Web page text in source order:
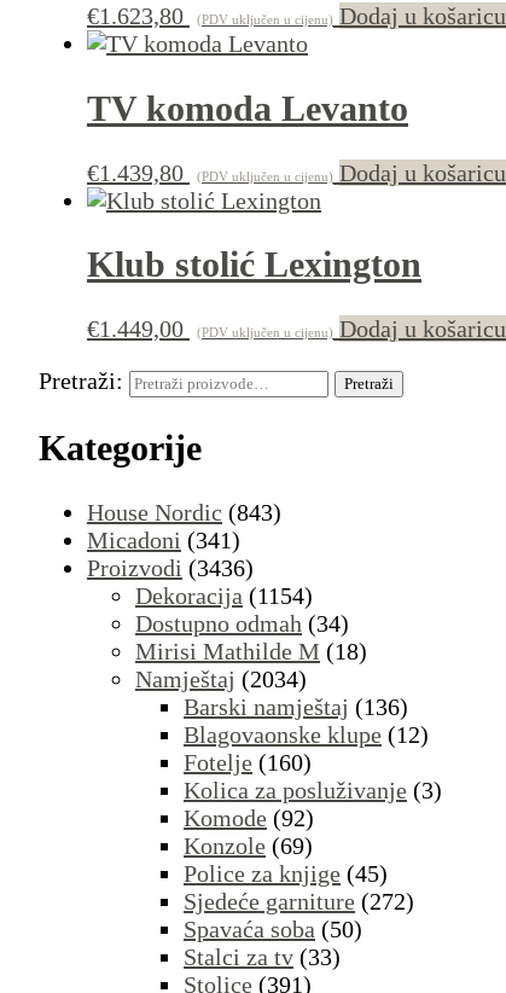
€1.623,80 (PDV uključen u cijenu) Dodaj u košaricu
TV komoda Levanto
€1.439,80 (PDV uključen u cijenu) Dodaj u košaricu
Klub stolić Lexington
€1.449,00 (PDV uključen u cijenu) Dodaj u košaricu
Pretraži:
Pretraži
Kategorije
House Nordic (843)
Micadoni (341)
Proizvodi (3436)
Dekoracija (1154)
Dostupno odmah (34)
Mirisi Mathilde M (18)
Namještaj (2034)
Barski namještaj (136)
Blagovaonske klupe (12)
Fotelje (160)
Kolica za posluživanje (3)
Komode (92)
Konzole (69)
Police za knjige (45)
Sjedeće garniture (272)
Spavaća soba (50)
Stalci za tv (33)
Stolice (391)